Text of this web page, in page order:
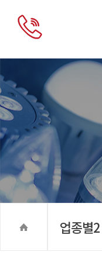
업종별2